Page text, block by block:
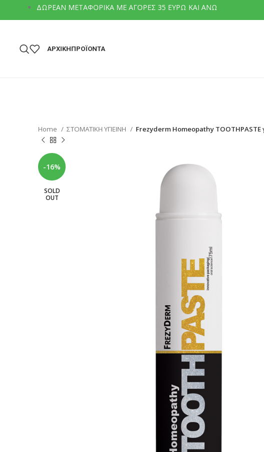
ΔΩΡΕΑΝ ΜΕΤΑΦΟΡΙΚΑ ΜΕ ΑΓΟΡΕΣ 35 ΕΥΡΩ ΚΑΙ ΑΝΩ
ΑΡΧΙΚΗΠΡΟΪΟΝΤΑ
Home ΣΤΟΜΑΤΙΚΗ ΥΓΙΕΙΝΗ Frezyderm Homeopathy TOOTHPASTE
-16%
SOLD
OUT